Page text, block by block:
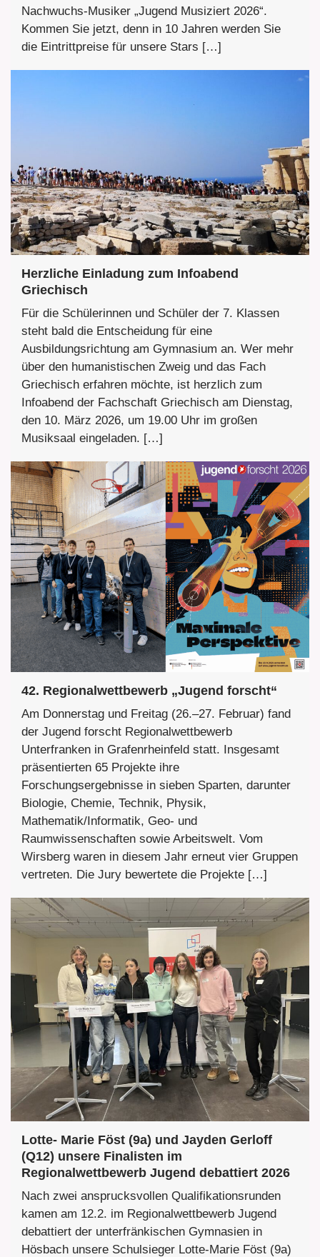
Nachwuchs-Musiker „Jugend Musiziert 2026“.
Kommen Sie jetzt, denn in 10 Jahren werden Sie
die Eintrittpreise für unsere Stars […]
Herzliche Einladung zum Infoabend
Griechisch
Für die Schülerinnen und Schüler der 7. Klassen
steht bald die Entscheidung für eine
Ausbildungsrichtung am Gymnasium an. Wer mehr
über den humanistischen Zweig und das Fach
Griechisch erfahren möchte, ist herzlich zum
Infoabend der Fachschaft Griechisch am Dienstag,
den 10. März 2026, um 19.00 Uhr im großen
Musiksaal eingeladen. […]
42. Regionalwettbewerb „Jugend forscht“
Am Donnerstag und Freitag (26.–27. Februar) fand
der Jugend forscht Regionalwettbewerb
Unterfranken in Grafenrheinfeld statt. Insgesamt
präsentierten 65 Projekte ihre
Forschungsergebnisse in sieben Sparten, darunter
Biologie, Chemie, Technik, Physik,
Mathematik/Informatik, Geo- und
Raumwissenschaften sowie Arbeitswelt. Vom
Wirsberg waren in diesem Jahr erneut vier Gruppen
vertreten. Die Jury bewertete die Projekte […]
Lotte- Marie Föst (9a) und Jayden Gerloff
(Q12) unsere Finalisten im
Regionalwettbewerb Jugend debattiert 2026
Nach zwei ansprucksvollen Qualifikationsrunden
kamen am 12.2. im Regionalwettbewerb Jugend
debattiert der unterfränkischen Gymnasien in
Hösbach unsere Schulsieger Lotte-Marie Föst (9a)